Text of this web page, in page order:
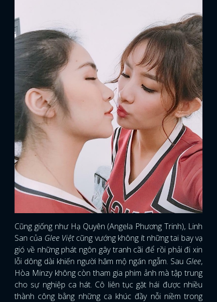
Cũng giống như Hạ Quyên (Angela Phương Trinh), Linh
San của Glee Việtcũng vướng không ít những tai bay vạ
gió về những phát ngôn gây tranh cãi để rồi phải đi xin
lỗi dông dài khiến người hâm mộ ngán ngẫm. Sau Glee,
Hòa Minzy không còn tham gia phim ảnh mà tập trung
cho sự nghiệp ca hát. Cô liên tục gặt hái được nhiều
thành công bằng những ca khúc đầy nỗi niềm trong